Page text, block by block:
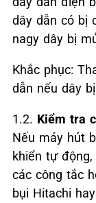
dây dẫn có bị
nagy dây bị
Khắc phục:
dẫn nếu dây
1.2. Kiểm tra
Nếu máy hút
khiển tự
các công tắc
bụi Hitachi